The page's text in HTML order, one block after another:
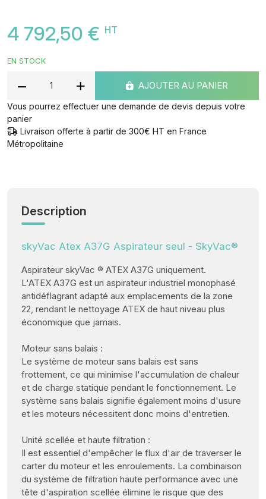
4 792,50 € HT
EN STOCK
AJOUTER AU PANIER
Vous pourrez effectuer une demande de devis depuis votre
panier
Livraison offerte à partir de 300€ HT en France
Métropolitaine
Description
skyVac Atex A37G Aspirateur seul - SkyVac®
Aspirateur skyVac ® ATEX A37G uniquement.
L'ATEX A37G est un aspirateur industriel monophasé
antidéflagrant adapté aux emplacements de la zone
22, rendant le nettoyage ATEX de haut niveau plus
économique que jamais.
Moteur sans balais :
Le système de moteur sans balais est sans
frottement, ce qui minimise l'accumulation de chaleur
et de charge statique pendant le fonctionnement. Le
système sans balais signifie également moins d'usure
et les moteurs nécessitent donc moins d'entretien.
Unité scellée et haute filtration :
Il est essentiel d'empêcher le flux d'air de traverser le
carter du moteur et les enroulements. La combinaison
du système de filtration haute performance avec une
tête d'aspiration scellée élimine le risque que des